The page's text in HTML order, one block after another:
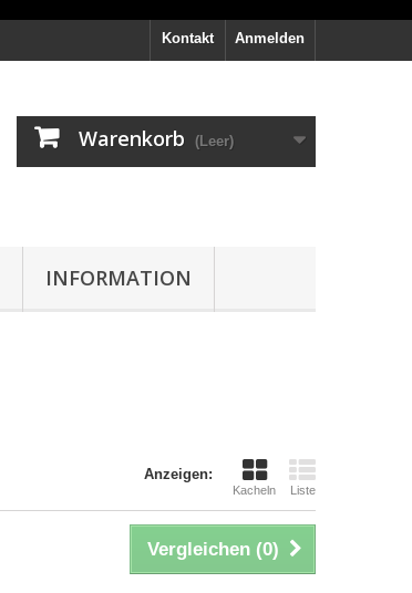
Anmelden
Kontakt
Warenkorb (Leer)
INFORMATION
Anzeigen:
Kacheln Liste
Vergleichen (0)